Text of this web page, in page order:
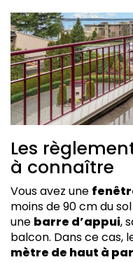
Les
à connaître
Vous avez une
moins de 90 cm du
une barre d’appui,
balcon. Dans ce cas,
mètre de haut à